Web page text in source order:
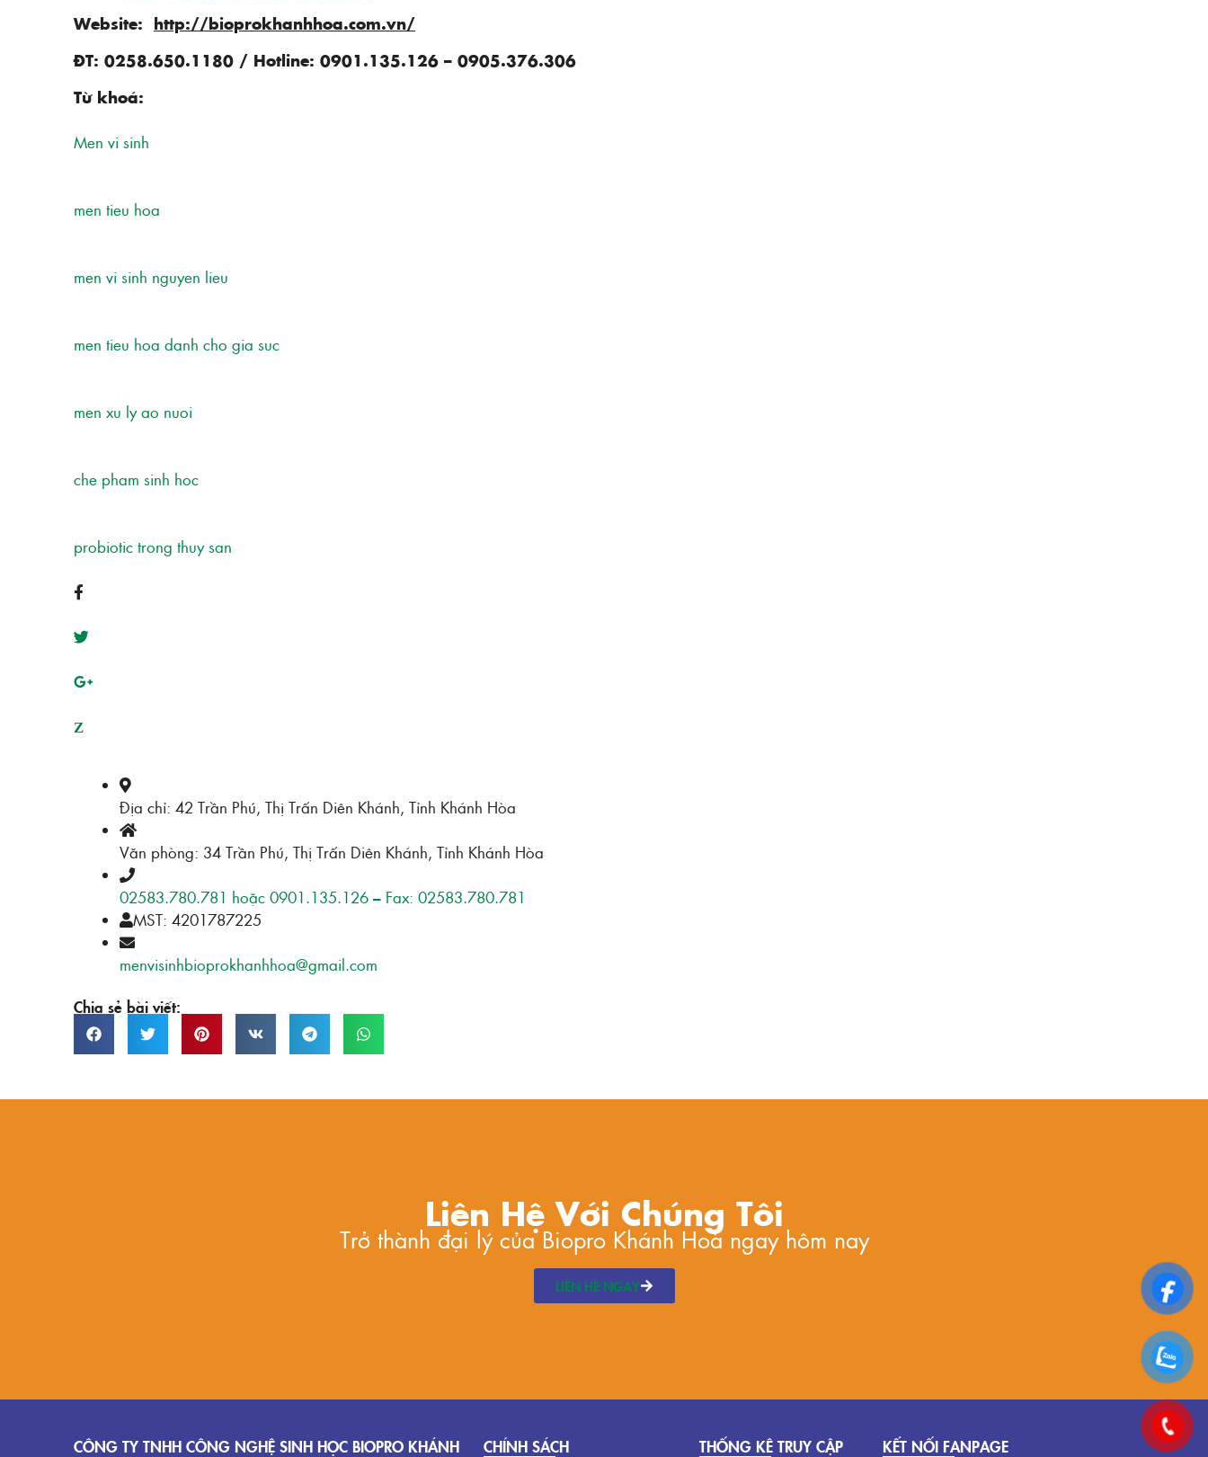
Website: http://bioprokhanhhoa.com.vn/
ĐT: 0258.650.1180 / Hotline: 0901.135.126 – 0905.376.306
Từ khoá:
Men vi sinh
men tieu hoa
men vi sinh nguyen lieu
men tieu hoa danh cho gia suc
men xu ly ao nuoi
che pham sinh hoc
probiotic trong thuy san
Z
Địa chỉ: 42 Trần Phú, Thị Trấn Diên Khánh, Tỉnh Khánh Hòa
Văn phòng: 34 Trần Phú, Thị Trấn Diên Khánh, Tỉnh Khánh Hòa
02583.780.781 hoặc 0901.135.126 – Fax: 02583.780.781
MST: 4201787225
menvisinhbioprokhanhhoa@gmail.com
Chia sẻ bài viết:
Liên Hệ Với Chúng Tôi
Trở thành đại lý của Biopro Khánh Hoà ngay hôm nay
LIÊN HỆ NGAY
CÔNG TY TNHH CÔNG NGHỆ SINH HỌC BIOPRO KHÁNH
CHÍNH SÁCH THỐNG KÊ TRUY CẬP KẾT NỐI FANPAGE